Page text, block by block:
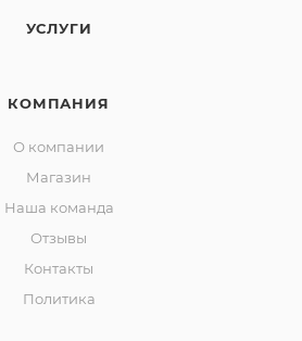
УСЛУГИ
КОМПАНИЯ
О компании
Магазин
Наша команда
Отзывы
Контакты
Политика